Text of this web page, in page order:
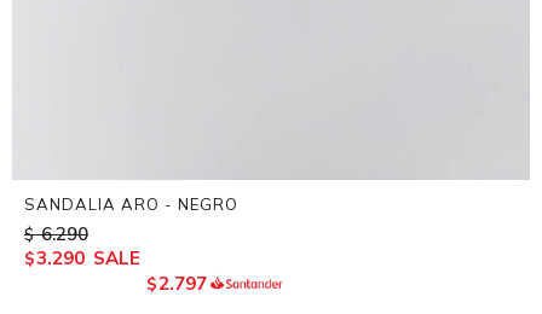
SANDALIA ARO - NEGRO
$ 6.290
$3.290
$2.797